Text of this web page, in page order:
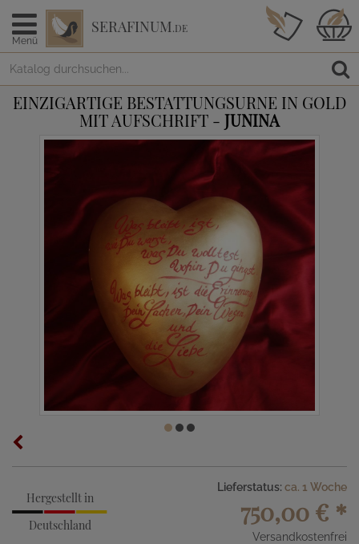
Menü
SERAFINUM.DE
EINZIGARTIGE BESTATTUNGSURNE IN GOLD
MIT AUFSCHRIFT - JUNINA
Hergestellt in
Deutschland
Lieferstatus: ca. 1 Woche
750,00 € *
Versandkostenfrei